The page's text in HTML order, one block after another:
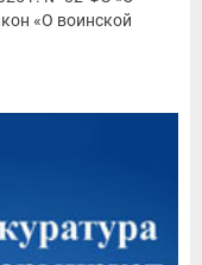
«О воинской